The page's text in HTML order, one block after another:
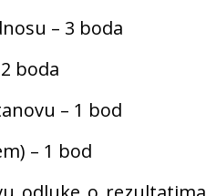
– 3 boda
boda
– 1 bod
– 1 bod